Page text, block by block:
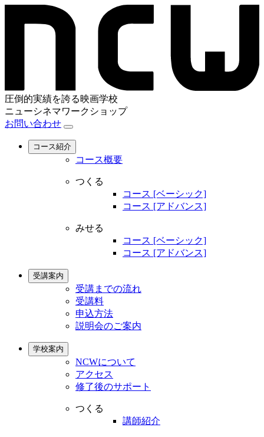
圧倒的実績を誇る映画学校
ニューシネマワークショップ
お問い合わせ
コース紹介
コース概要
つくる
コース [ベーシック]
コース [アドバンス]
みせる
コース [ベーシック]
コース [アドバンス]
受講案内
受講までの流れ
受講料
申込方法
説明会のご案内
学校案内
NCWについて
アクセス
修了後のサポート
つくる
講師紹介